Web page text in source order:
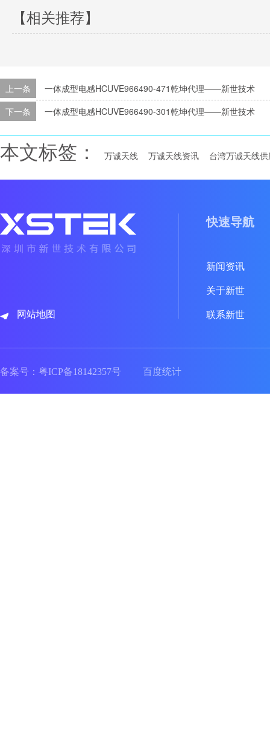
【相关推荐】
上一条
一体成型电感HCUVE966490-471乾坤代理——新世技术
下一条
一体成型电感HCUVE966490-301乾坤代理——新世技术
本文标签： 万诚天线 万诚天线资讯 台湾万诚天线
网站地图
快速导航
新闻资讯
关于新世
联系新世
备案号： 粤ICP备18142357号 百度统计